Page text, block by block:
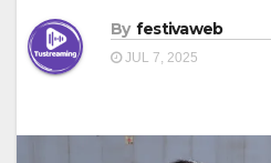
By festivaweb
JUL 7, 2025